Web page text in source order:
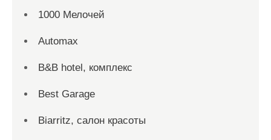
1000 Мелочей
Automax
B&B hotel, комплекс
Best Garage
Biarritz, салон красоты